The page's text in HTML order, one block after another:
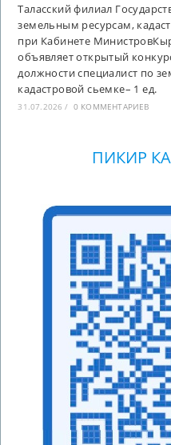
Таласский филиал
земельным ресурсам,
при Кабинете
объявляет открытый
должности специалист по
кадастровой сьемке– 1 ед.
31.07.2026 / 0 КОММЕНТАРИЕВ
ПИКИР